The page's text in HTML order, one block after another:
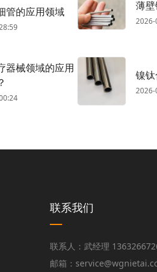
管的应用领域 薄
器械领域的应用
镍
联系我们
联系人：武经理
邮箱：